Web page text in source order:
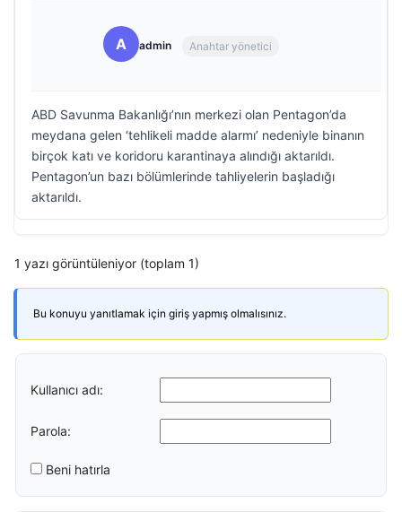
A admin Anahtar yönetici
ABD Savunma Bakanlığı’nın merkezi olan Pentagon’da
meydana gelen ‘tehlikeli madde alarmı’ nedeniyle binanın
birçok katı ve koridoru karantinaya alındığı aktarıldı.
Pentagon’un bazı bölümlerinde tahliyelerin başladığı
aktarıldı.
1 yazı görüntüleniyor (toplam 1)
Bu konuyu yanıtlamak için giriş yapmış olmalısınız.
Kullanıcı adı:
Parola:
Beni hatırla